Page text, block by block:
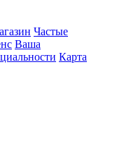
Частые
Ваша
Карта